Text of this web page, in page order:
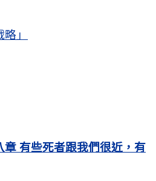
」
章 有些死者跟我們很近，有